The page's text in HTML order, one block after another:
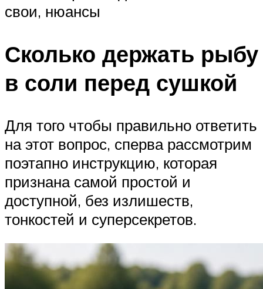
свои, нюансы
Сколько держать рыбу
в соли перед сушкой
Для того чтобы правильно ответить
на этот вопрос, сперва рассмотрим
поэтапно инструкцию, которая
признана самой простой и
доступной, без излишеств,
тонкостей и суперсекретов.